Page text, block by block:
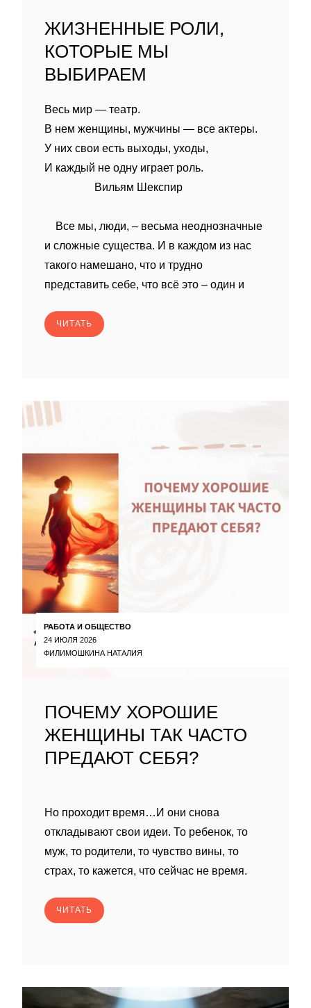
ЖИЗНЕННЫЕ РОЛИ,
КОТОРЫЕ МЫ
ВЫБИРАЕМ
Весь мир — театр.
В нем женщины, мужчины — все актеры.
У них свои есть выходы, уходы,
И каждый не одну играет роль.
Вильям Шекспир
Все мы, люди, – весьма неоднозначные
и сложные существа. И в каждом из нас
такого намешано, что и трудно
представить себе, что всё это – один и
ЧИТАТЬ
РАБОТА И ОБЩЕСТВО
24 ИЮЛЯ 2026
ФИЛИМОШКИНА НАТАЛИЯ
ПОЧЕМУ ХОРОШИЕ
ЖЕНЩИНЫ ТАК ЧАСТО
ПРЕДАЮТ СЕБЯ?
Но проходит время…И они снова
откладывают свои идеи. То ребенок, то
муж, то родители, то чувство вины, то
страх, то кажется, что сейчас не время.
ЧИТАТЬ